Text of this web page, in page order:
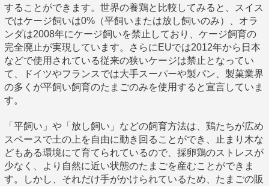
することができます。世界の養鶏と比較してみると、スイス
ではケージ飼いは0%（平飼いまたは放し飼いのみ）、オラ
ンダは2008年にケージ飼いを禁止しており、ケージ飼育の
完全廃止が実現しています。さらにEUでは2012年から日本
などで使用されている従来の狭いケージは禁止となってい
て、ドイツやフランスでは大手スーパーや製パン、製菓業界
の多くが平飼い飼育のたまごのみを使用すると宣言していま
す。
「平飼い」や「放し飼い」などの飼育方法は、鶏たちが広め
スペースで土の上を自由に動き回ることができ、止まり木な
どもある環境にて育てられているので、採卵鶏のストレスが
少なく、より自然に近い状態のたまごを産むことができま
す。しかし、それだけ手がかけられているため、たまごの販